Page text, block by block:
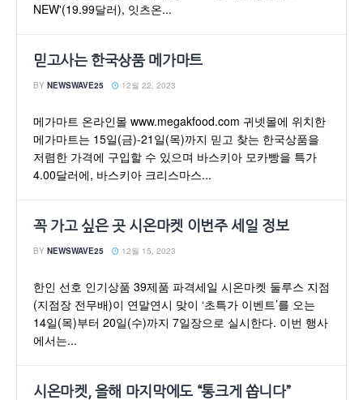
NEW'(19.99달러), 잇츠온...
믿고사는 한국상품 메가마트
BY NEWSWAVE25 12월 22, 2023
메가마트 온라인몰 www.megakfood.com 귀넷몰에 위치한
메가마트는 15일(금)-21일(목)까지 믿고 찾는 한국상품을
저렴한 가격에 구입할 수 있으며 바스키아 모카빵을 특가
4.00달러에, 바스키아 크리스마스...
꼭 가고 싶은 곳 시온마켓 이번주 세일 정보
BY NEWSWAVE25 12월 15, 2023
한인 선호 인기상품 39제품 파격세일 시온마켓 둘루스 지점
(지점장 전무배)이 연말연시 맞이 ‘초특가 이벤트’를 오는
14일(목)부터 20일(수)까지 7일장으로 실시한다. 이번 행사
에서는...
시온마켓, 올해 마지막에도 “통크게 쏩니다”